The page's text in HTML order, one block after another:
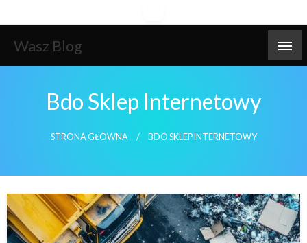
to
content
Wasz Blog
Bdo Sklep Internetowy
STRONA GŁÓWNA BDO SKLEP INTERNETOWY